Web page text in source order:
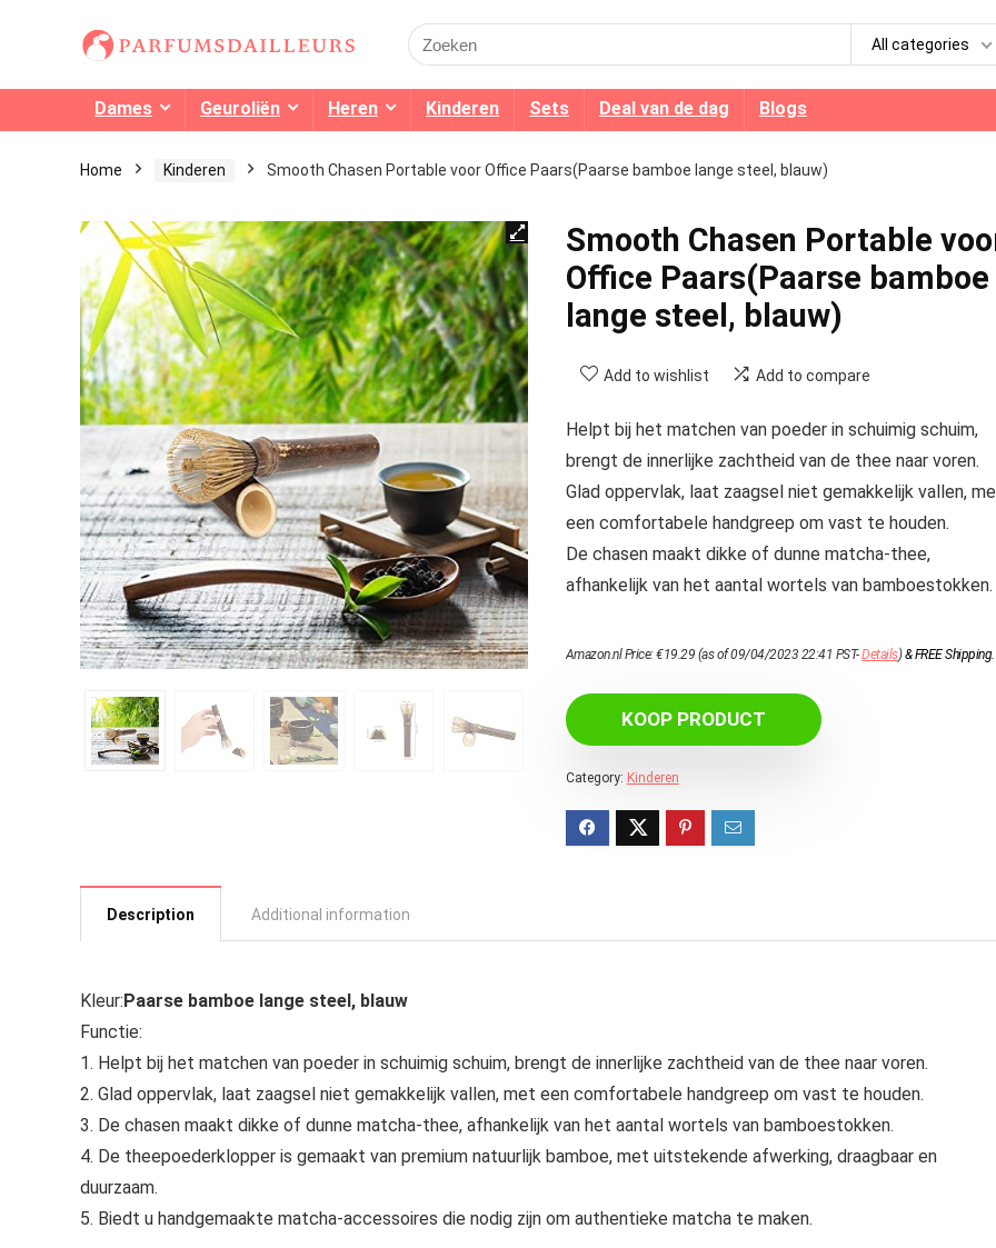
Search
for:
All categories
Dames Geuroliën Heren Kinderen Sets Deal van de dag Blogs
Home Kinderen Smooth Chasen Portable voor Office Paars(Paarse bamboe lange steel, blauw)
Smooth Chasen Portable
Office Paars(Paarse bamboe
lange steel, blauw)
Add to wishlist Add to compare
Helpt bij het matchen van poeder in schuimig schuim,
brengt de innerlijke zachtheid van de thee naar voren.
Glad oppervlak, laat zaagsel niet gemakkelijk vallen,
een comfortabele handgreep om vast te houden.
De chasen maakt dikke of dunne matcha-thee,
afhankelijk van het aantal wortels van bamboestokken.
Amazon.nl Price:€19.29 (as of 09/04/2023 22:41 PST-Details)&FREE Shipping.
KOOP PRODUCT
Category: Kinderen
Description Additional information
Kleur:Paarse bamboe lange steel, blauw
Functie:
1. Helpt bij het matchen van poeder in schuimig schuim, brengt de innerlijke zachtheid van de thee naar voren.
2. Glad oppervlak, laat zaagsel niet gemakkelijk vallen, met een comfortabele handgreep om vast te houden.
3. De chasen maakt dikke of dunne matcha-thee, afhankelijk van het aantal wortels van bamboestokken.
4. De theepoederklopper is gemaakt van premium natuurlijk bamboe, met uitstekende afwerking, draagbaar en
duurzaam.
5. Biedt u handgemaakte matcha-accessoires die nodig zijn om authentieke matcha te maken.